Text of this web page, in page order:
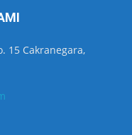
15 Cakranegara,